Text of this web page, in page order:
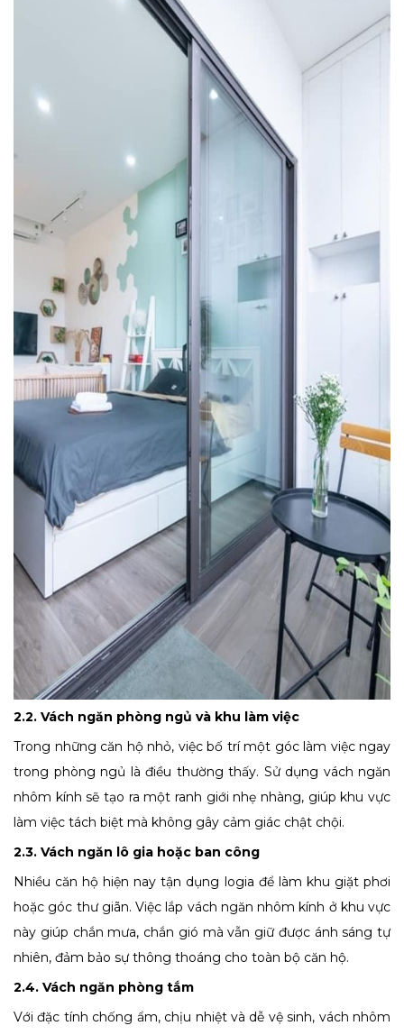
2.2. Vách ngăn phòng ngủ và khu làm việc
Trong những căn hộ nhỏ, việc bố trí một góc làm việc ngay
trong phòng ngủ là điều thường thấy. Sử dụng vách ngăn
nhôm kính sẽ tạo ra một ranh giới nhẹ nhàng, giúp khu vực
làm việc tách biệt mà không gây cảm giác chật chội.
2.3. Vách ngăn lô gia hoặc ban công
Nhiều căn hộ hiện nay tận dụng logia để làm khu giặt phơi
hoặc góc thư giãn. Việc lắp vách ngăn nhôm kính ở khu vực
này giúp chắn mưa, chắn gió mà vẫn giữ được ánh sáng tự
nhiên, đảm bảo sự thông thoáng cho toàn bộ căn hộ.
2.4. Vách ngăn phòng tắm
Với đặc tính chống ẩm, chịu nhiệt và dễ vệ sinh, vách nhôm